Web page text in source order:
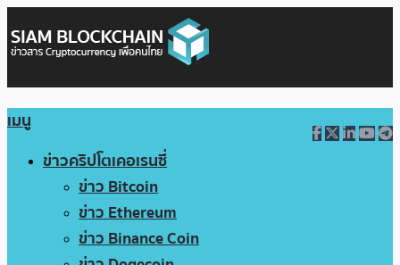
เมนู
ข่าวคริปโตเคอเรนซี่
ข่าว Bitcoin
ข่าว Ethereum
ข่าว Binance Coin